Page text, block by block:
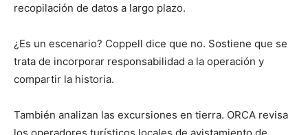
recopilación de datos a largo plazo.
¿Es un escenario? Coppell dice que no. Sostiene que se
trata de incorporar responsabilidad a la operación y
compartir la historia.
También analizan las excursiones en tierra. ORCA revisa